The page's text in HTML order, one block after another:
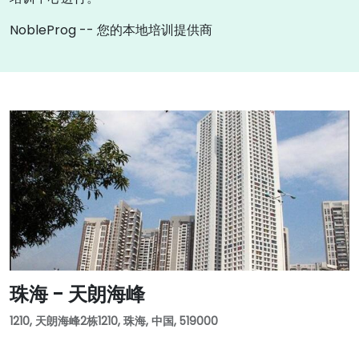
NobleProg -- 您的本地培训提供商
珠海 - 天朗海峰
1210, 天朗海峰2栋1210, 珠海, 中国, 519000